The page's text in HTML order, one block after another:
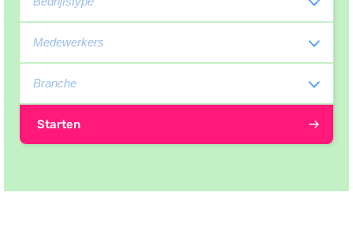
Starten